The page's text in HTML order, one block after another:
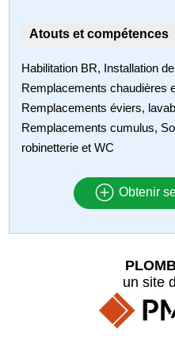
Atouts et compétences
Habilitation BR, Installation
Remplacements chaudières
Remplacements éviers,
Remplacements cumulus,
robinetterie et WC
Obtenir
un site